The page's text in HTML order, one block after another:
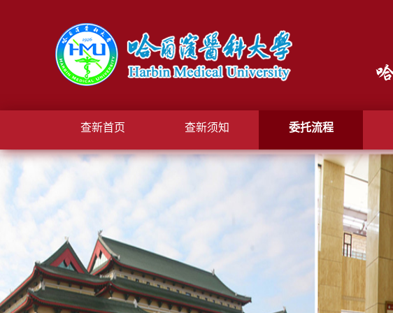
查新首页 查新须知 委托流程